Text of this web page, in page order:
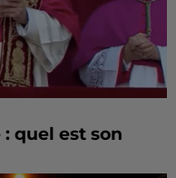
: quel est son